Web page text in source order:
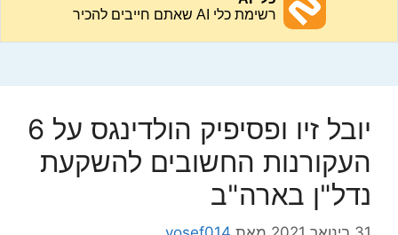
יובל זיו ופסיפיק הולדינגס על 6
העקורנות החשובים להשקעת
נדל"ן בארה"ב